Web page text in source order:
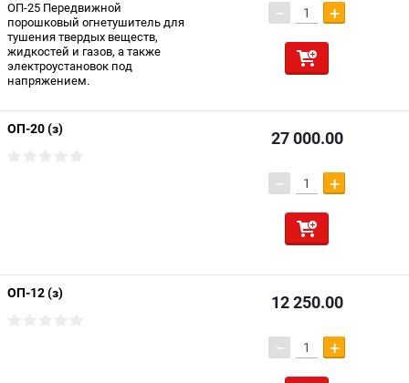
ОП-25 Передвижной
порошковый огнетушитель для
тушения твердых веществ,
жидкостей и газов, а также
электроустановок под
напряжением.
− +
ОП-20 (з) 27 000.00
− +
ОП-12 (з) 12 250.00
− +